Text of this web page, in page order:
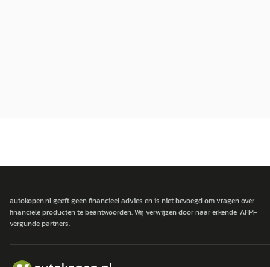
autokopen.nl geeft geen financieel advies en is niet bevoegd om vragen over
financiële producten te beantwoorden. Wij verwijzen door naar erkende, AFM-
vergunde partners.